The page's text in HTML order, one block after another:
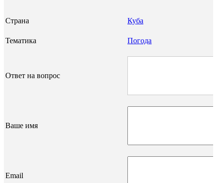
Страна Куба
Тематика Погода
Ответ на вопрос
Ваше имя
Email